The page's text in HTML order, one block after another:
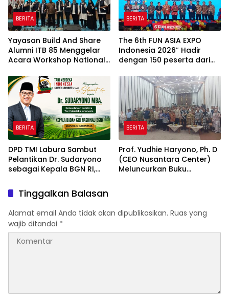
BERITA
Yayasan Build And Share
Alumni ITB 85 Menggelar
Acara Workshop National
2026 & Dibuka Resmi
Pramono Anung (Gubernur
DKI Jakarta)
BERITA
The 6th FUN ASIA EXPO
Indonesia 2026″ Hadir
dengan 150 peserta dari
Industri Taman Rekreasi
dan Ekosistem Pariwisata
di Tanah Air
BERITA
DPD TMI Labura Sambut
Pelantikan Dr. Sudaryono
sebagai Kepala BGN RI,
Ketahanan Pangan dan
Gizi Nasional
BERITA
Prof. Yudhie Haryono, Ph. D
(CEO Nusantara Center)
Meluncurkan Buku
Simposium Nasional
bertema “Urgensi Undang-
Tinggalkan Balasan
Alamat email Anda tidak akan dipublikasikan. Ruas yang
wajib ditandai *